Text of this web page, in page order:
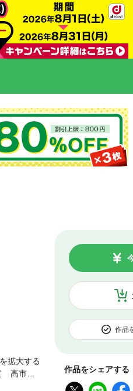
作品
作品をシェアする
拡大する
高市早
ビア 基